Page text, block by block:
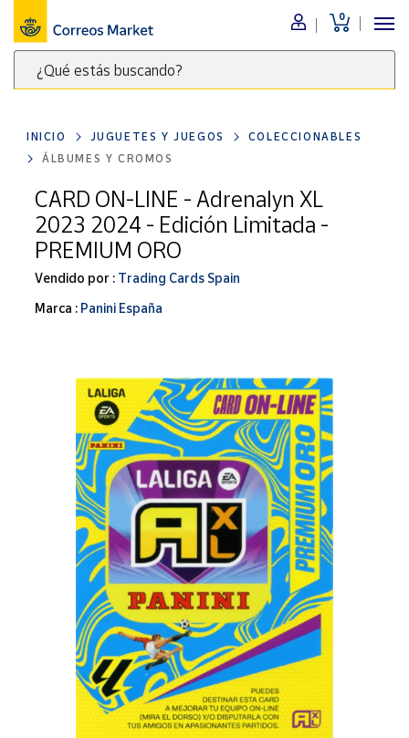
0
¿Qué estás buscando?
clave
para
buscar
productos
Correos
Market
Menú
Nuestro
catálogo
Alimentación
Ocio y cultura
Juguetes y
juegos
Libros y
Para Canarias,
Ceuta y Melilla
Nuestros
INICIO JUGUETES Y JUEGOS
COLECCIONABLES
ÁLBUMES Y CROMOS
CARD ON-LINE - Adrenalyn XL
2023 2024 - Edición Limitada -
PREMIUM ORO
Vendido por : Trading Cards Spain
Marca : Panini España